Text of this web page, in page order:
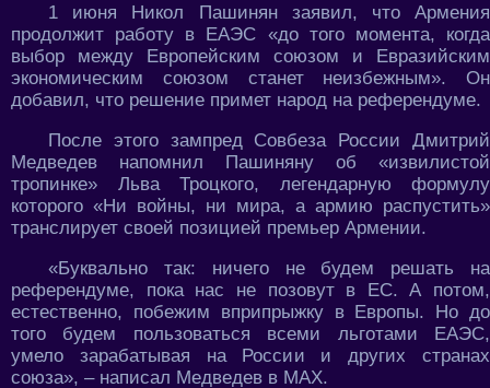
1 июня Никол Пашинян заявил, что Армения
продолжит работу в ЕАЭС «до того момента, когда
выбор между Европейским союзом и Евразийским
экономическим союзом станет неизбежным». Он
добавил, что решение примет народ на референдуме.
После этого зампред Совбеза России Дмитрий
Медведев напомнил Пашиняну об «извилистой
тропинке» Льва Троцкого, легендарную формулу
которого «Ни войны, ни мира, а армию распустить»
транслирует своей позицией премьер Армении.
«Буквально так: ничего не будем решать на
референдуме, пока нас не позовут в ЕС. А потом,
естественно, побежим вприпрыжку в Европы. Но до
того будем пользоваться всеми льготами ЕАЭС,
умело зарабатывая на России и других странах
союза», – написал Медведев в МАХ.